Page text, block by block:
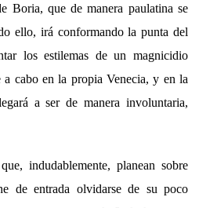
Boria, que de manera paulatina se
ello, irá conformando la punta del
los estilemas de un magnicidio
cabo en la propia Venecia, y en la
a ser de manera involuntaria,
indudablemente, planean sobre
de entrada olvidarse de su poco